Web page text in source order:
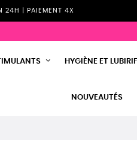
24H | PAIEMENT 4X
HYGIÈNE ET
NOUVEAUTÉS